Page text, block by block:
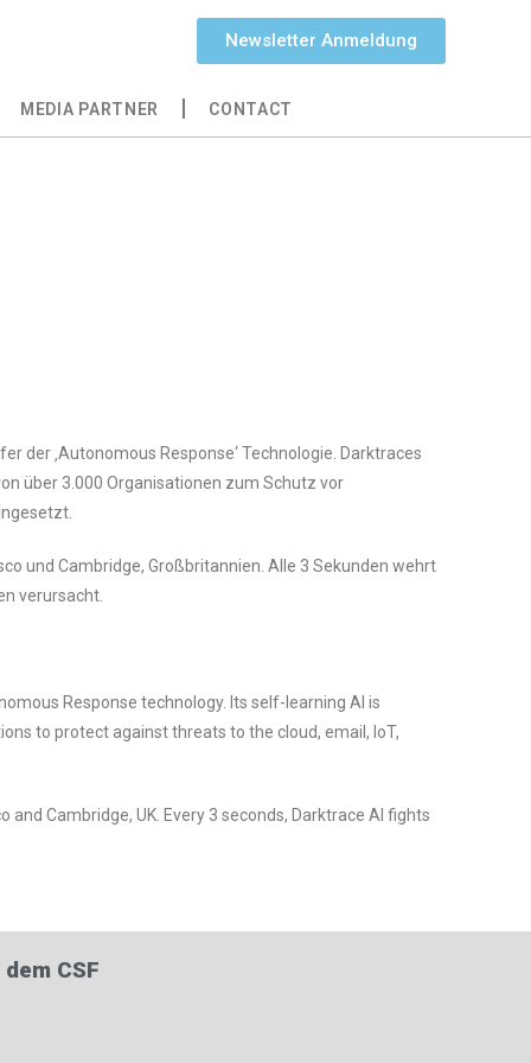
Newsletter Anmeldung
MEDIA PARTNER CONTACT
der ‚Autonomous Response‘ Technologie. Darktraces
über 3.000 Organisationen zum Schutz vor
und Cambridge, Großbritannien. Alle 3 Sekunden wehrt
verursacht.
Response technology. Its self-learning AI is
to protect against threats to the cloud, email, IoT,
Cambridge, UK. Every 3 seconds, Darktrace AI fights
CSF